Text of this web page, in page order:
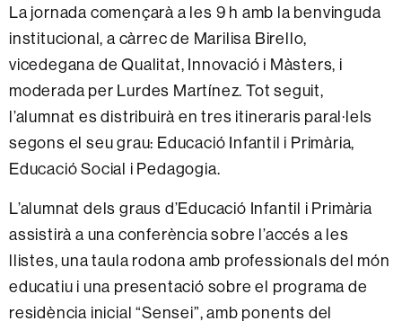
La jornada començarà a les 9 h amb la benvinguda
institucional, a càrrec de Marilisa Birello,
vicedegana de Qualitat, Innovació i Màsters, i
moderada per Lurdes Martínez. Tot seguit,
l’alumnat es distribuirà en tres itineraris paral·lels
segons el seu grau: Educació Infantil i Primària,
Educació Social i Pedagogia.
L’alumnat dels graus d’Educació Infantil i Primària
assistirà a una conferència sobre l’accés a les
llistes, una taula rodona amb professionals del món
educatiu i una presentació sobre el programa de
residència inicial “Sensei”, amb ponents del